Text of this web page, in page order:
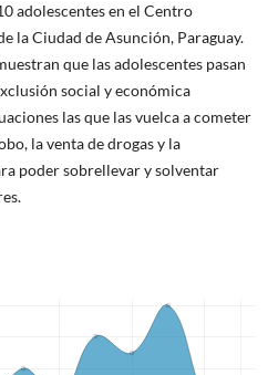
adolescentes en el Centro
la Ciudad de Asunción, Paraguay.
que las adolescentes pasan
social y económica
las que las vuelca a cometer
la venta de drogas y la
poder sobrellevar y solventar